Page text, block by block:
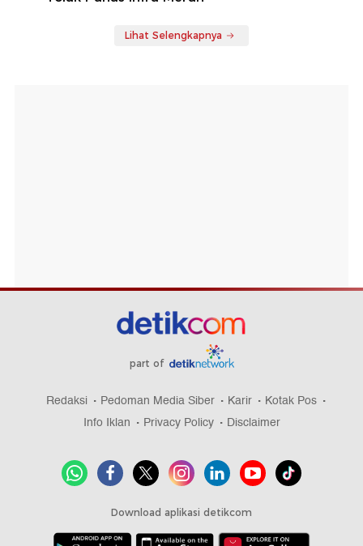
Lihat Selengkapnya
part of
Redaksi Pedoman Media Siber Karir
Kotak Pos
Info Iklan
Privacy Policy Disclaimer
Download aplikasi detikcom